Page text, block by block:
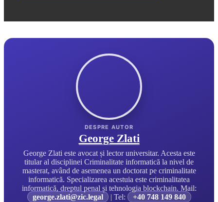
George Zlati
George Zlati este avocat și lector universitar. Acesta este
titular al disciplinei Criminalitate informatică la nivel de
masterat, având de asemenea un doctorat pe criminalitate
informatică. Specializarea acestuia este criminalitatea
informatică, dreptul penal și tehnologia blockchain. Mail:
george.zlati@zic.legal
| Tel: +40 748 149 840